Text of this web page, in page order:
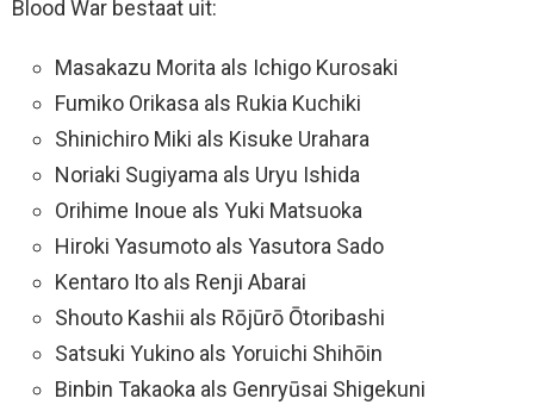
Blood War bestaat uit:
Masakazu Morita als Ichigo Kurosaki
Fumiko Orikasa als Rukia Kuchiki
Shinichiro Miki als Kisuke Urahara
Noriaki Sugiyama als Uryu Ishida
Orihime Inoue als Yuki Matsuoka
Hiroki Yasumoto als Yasutora Sado
Kentaro Ito als Renji Abarai
Shouto Kashii als Rōjūrō Ōtoribashi
Satsuki Yukino als Yoruichi Shihōin
Binbin Takaoka als Genryūsai Shigekuni